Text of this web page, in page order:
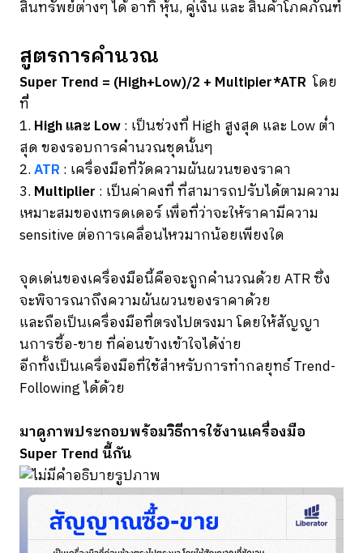
สินทรัพย์ต่างๆ ได้ อาทิ หุ้น, คู่เงิน และ สินค้าโภคภัณฑ์
สูตรการคำนวณ
Super Trend = (High+Low)/2 + Multipier*ATRโดย
ที่ี่
1. High และ Low: เป็นช่วงที่ High สูงสุด และ Low ต่ำ
สุด ของรอบการคำนวณชุดนั้นๆ
2.ATR : เครื่องมือที่วัดความผันผวนของราคา
3. Multiplier : เป็นค่าคงที่ ที่สามารถปรับได้ตามความ
เหมาะสมของเทรดเดอร์ เพื่อที่ว่าจะให้ราคามีความ
sensitive ต่อการเคลื่อนไหวมากน้อยเพียงใด
จุดเด่นของเครื่องมือนี้คือจะถูกคำนวณด้วย ATR ซึ่ง
จะพิจารณาถึงความผันผวนของราคาด้วย
และถือเป็นเครื่องมือที่ตรงไปตรงมา โดยให้สัญญา
นการซื้อ-ขาย ที่ค่อนข้างเข้าใจได้ง่าย
อีกทั้งเป็นเครื่องมือที่ใช้สำหรับการทำกลยุทธ์ Trend-
Following ได้ด้วย
มาดูภาพประกอบพร้อมวิธีการใช้งานเครื่องมือ
Super Trend นี้กัน